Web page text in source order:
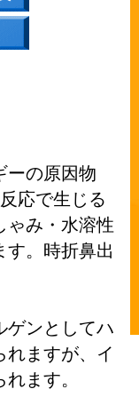
の原因物
応で生じる
ゃみ・水溶性
す。時折鼻出
ンとしてハ
れますが、イ
ます。